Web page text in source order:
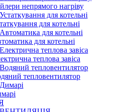
непрямого нагріву
для котельні
для котельні
теплова завіса
тепловентилятор